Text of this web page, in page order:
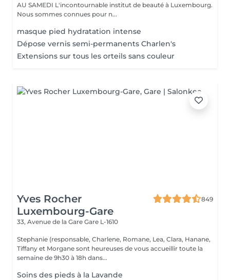
AU SAMEDI L'incontournable institut de beauté à Luxembourg.
Nous sommes connues pour n...
masque pied hydratation intense
Dépose vernis semi-permanents Charlen's
Extensions sur tous les orteils sans couleur
Yves Rocher
Luxembourg-Gare
849
33, Avenue de la Gare Gare L-1610
Stephanie (responsable, Charlene, Romane, Lea, Clara, Hanane,
Tiffany et Morgane sont heureuses de vous accueillir toute la
semaine de 9h30 à 18h dans...
Soins des pieds à la Lavande